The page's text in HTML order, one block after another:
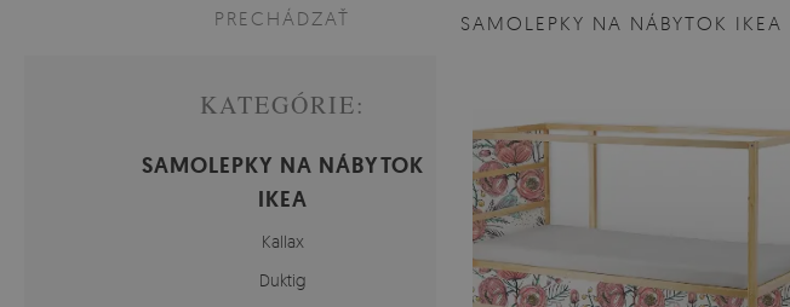
PRECHÁDZAŤ
KATEGÓRIE:
SAMOLEPKY NA NÁBYTOK
IKEA
Kallax
Duktig
SAMOLEPKY NA NÁBYTOK IKEA